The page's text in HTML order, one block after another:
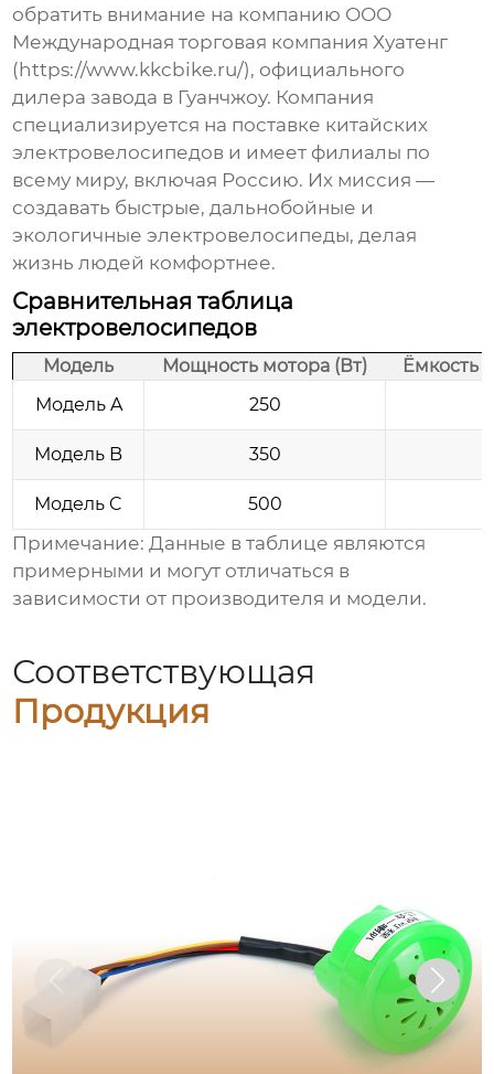
обратить внимание на компанию ООО
Международная торговая компания Хуатенг
( https://www.kkcbike.ru/), официального
дилера завода в Гуанчжоу. Компания
специализируется на поставке китайских
электровелосипедов и имеет филиалы по
всему миру, включая Россию. Их миссия —
создавать быстрые, дальнобойные и
экологичныеэлектровелосипеды, делая
жизнь людей комфортнее.
Сравнительная таблица
электровелосипедов
Модель Мощность мотора (Вт)
Ёмкость
Модель A
250
Модель B 350
Модель C 500
Примечание: Данные в таблице являются
примерными и могут отличаться в
зависимости от производителя и модели.
Соответствующая
Продукция